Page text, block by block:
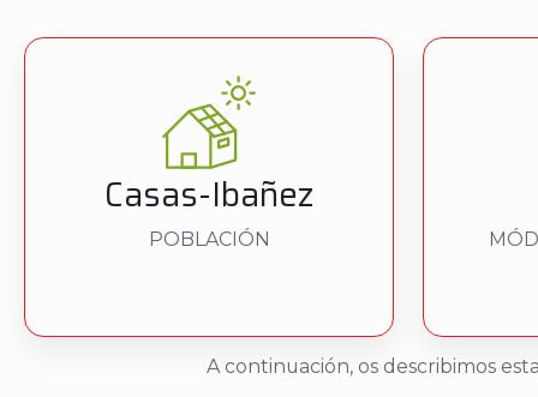
Casas-Ibañez
POBLACIÓN
A continuación, os describimos